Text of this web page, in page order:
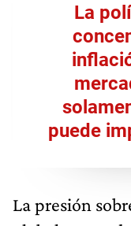
La
puede
La presión